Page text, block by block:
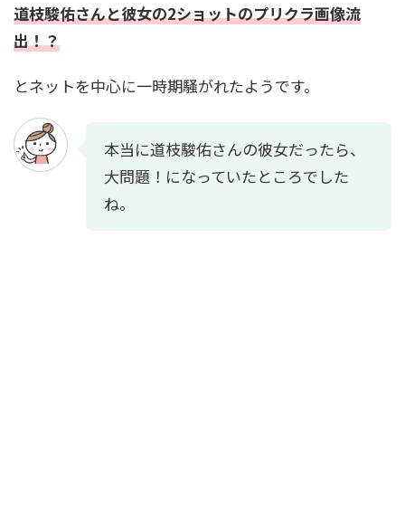
道枝駿佑さんと彼女の2ショットのプリクラ画像流
出！？
とネットを中心に一時期騒がれたようです。
本当に道枝駿佑さんの彼女だったら、
大問題！になっていたところでした
ね。